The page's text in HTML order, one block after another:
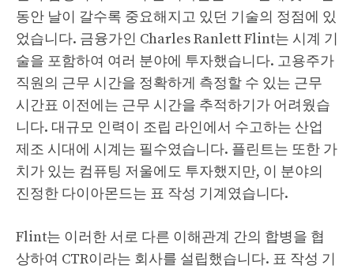
동안 날이 갈수록 중요해지고 있던 기술의 정점에 있
었습니다. 금융가인 Charles Ranlett Flint는 시계 기
술을 포함하여 여러 분야에 투자했습니다. 고용주가
직원의 근무 시간을 정확하게 측정할 수 있는 근무
시간표 이전에는 근무 시간을 추적하기가 어려웠습
니다. 대규모 인력이 조립 라인에서 수고하는 산업
제조 시대에 시계는 필수였습니다. 플린트는 또한 가
치가 있는 컴퓨팅 저울에도 투자했지만, 이 분야의
진정한 다이아몬드는 표 작성 기계였습니다.
Flint는 이러한 서로 다른 이해관계 간의 합병을 협
상하여 CTR이라는 회사를 설립했습니다. 표 작성 기